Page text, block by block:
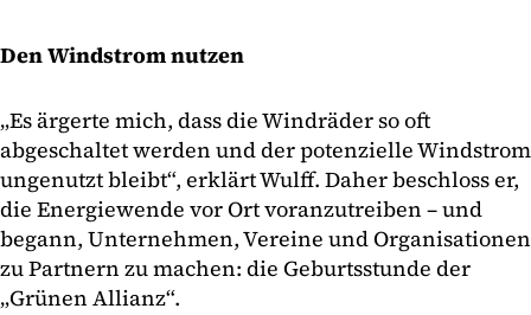
Den Windstrom nutzen
„Es ärgerte mich, dass die Windräder so oft
abgeschaltet werden und der potenzielle Windstrom
ungenutzt bleibt“, erklärt Wulff. Daher beschloss er,
die Energiewende vor Ort voranzutreiben – und
begann, Unternehmen, Vereine und Organisationen
zu Partnern zu machen: die Geburtsstunde der
„Grünen Allianz“.